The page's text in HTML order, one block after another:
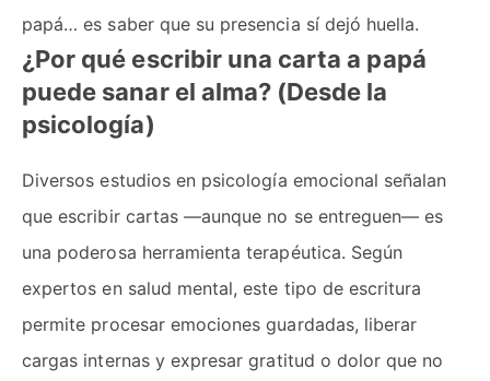
papá… es saber que su presencia sí dejó huella.
¿Por qué escribir una carta a papá
puede sanar el alma? (Desde la
psicología)
Diversos estudios en psicología emocional señalan
que escribir cartas —aunque no se entreguen— es
una poderosa herramienta terapéutica. Según
expertos en salud mental, este tipo de escritura
permite procesar emociones guardadas, liberar
cargas internas y expresar gratitud o dolor que no